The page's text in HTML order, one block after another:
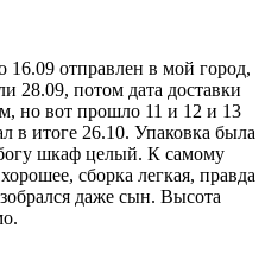
16.09 отправлен в мой город,
28.09, потом дата доставки
но вот прошло 11 и 12 и 13
в итоге 26.10. Упаковка была
шкаф целый. К самому
сборка легкая, правда
даже сын. Высота